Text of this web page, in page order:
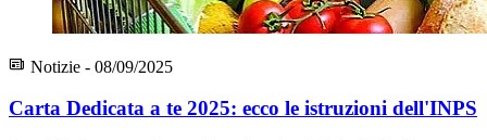
Notizie - 08/09/2025
Carta Dedicata a te 2025: ecco le istruzioni dell'INPS